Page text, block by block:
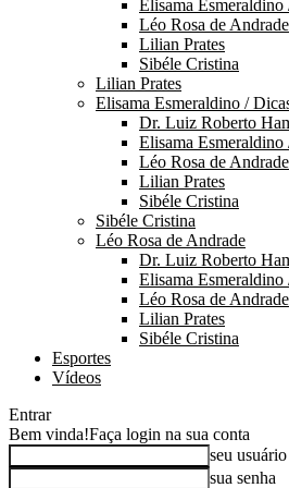
Elisama
Léo Rosa de Andrade
Lilian Prates
Sibéle Cristina
Lilian Prates
Elisama Esmeraldino /
Dr. Luiz Roberto
Elisama
Léo Rosa de Andrade
Lilian Prates
Sibéle Cristina
Sibéle Cristina
Léo Rosa de Andrade
Dr. Luiz Roberto
Elisama
Léo Rosa de Andrade
Lilian Prates
Sibéle Cristina
Esportes
Vídeos
Entrar
Bem vinda!Faça login na sua conta
seu usuário
sua senha